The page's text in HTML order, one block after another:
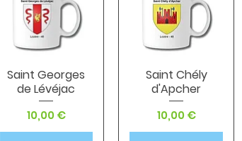
Aperçu rapide
Saint Georges
de Lévéjac
Prix
10,00 €
Aperçu rapide
Saint Chély
d'Apcher
Prix
10,00 €